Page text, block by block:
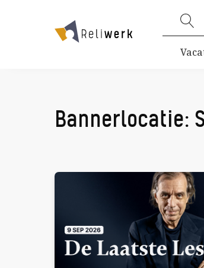
Bannerlocatie: